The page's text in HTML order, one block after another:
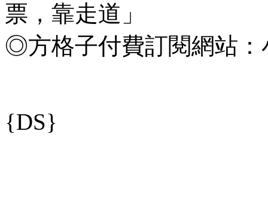
票，靠走道」
◎方格子付費訂閱網站：
{DS}